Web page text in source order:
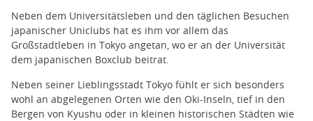
Neben dem Universitätsleben und den täglichen Besuchen
japanischer Uniclubs hat es ihm vor allem das
Großstadtleben in Tokyo angetan, wo er an der Universität
dem japanischen Boxclub beitrat.
Neben seiner Lieblingsstadt Tokyo fühlt er sich besonders
wohl an abgelegenen Orten wie den Oki-Inseln, tief in den
Bergen von Kyushu oder in kleinen historischen Städten wie
on
focus
trap
after
iframe